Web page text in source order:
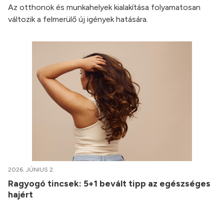
Az otthonok és munkahelyek kialakítása folyamatosan
változik a felmerülő új igények hatására.
2026. JÚNIUS 2.
Ragyogó tincsek: 5+1 bevált tipp az egészséges
hajért